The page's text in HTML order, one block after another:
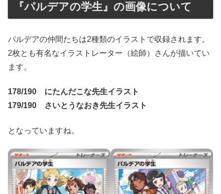
『パルデアの学生』の画像について
パルデアの仲間たちは2種類のイラストで収録されます。
2枚とも有名なイラストレーター（絵師）さんが描いてい
ます。
178/190 にたんだこな先生イラスト
179/190 さいとうなおき先生イラスト
となっていますね。